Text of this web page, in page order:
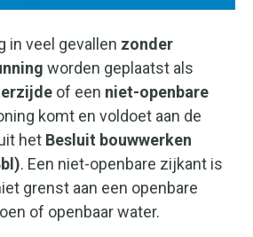
in veel gevallen zonder
worden geplaatst als
of een niet-openbare
komt en voldoet aan de
het Besluit bouwwerken
. Een niet-openbare zijkant is
grenst aan een openbare
of openbaar water.